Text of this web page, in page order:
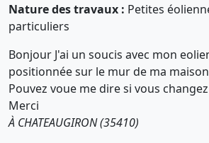
Nature des travaux : Petites
particuliers
Bonjour J'ai un soucis avec mon
positionnée sur le mur de ma maison
Pouvez voue me dire si vous
Merci
À CHATEAUGIRON (35410)